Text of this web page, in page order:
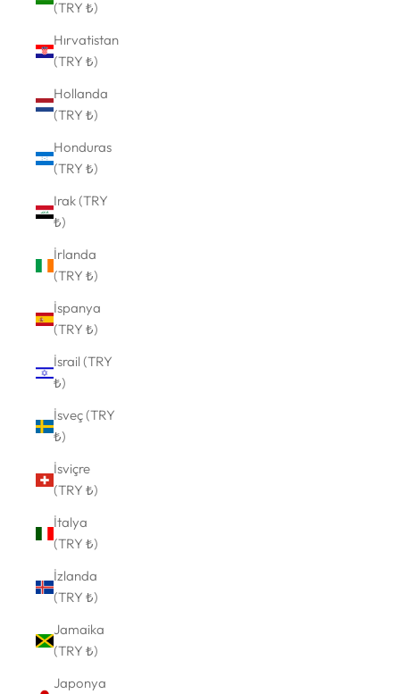
(TRY ₺)
Hırvatistan
(TRY ₺)
Hollanda
(TRY ₺)
Honduras
(TRY ₺)
Irak (TRY
₺)
İrlanda
(TRY ₺)
İspanya
(TRY ₺)
İsrail (TRY
₺)
İsveç (TRY
₺)
İsviçre
(TRY ₺)
İtalya
(TRY ₺)
İzlanda
(TRY ₺)
Jamaika
(TRY ₺)
Japonya